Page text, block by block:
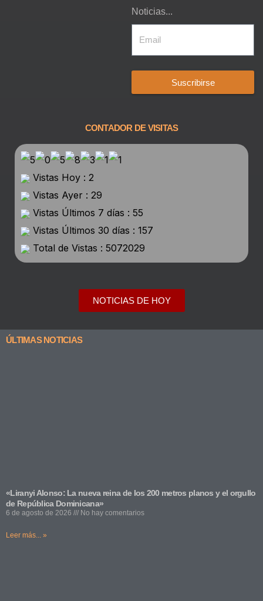
Noticias...
Suscribirse
CONTADOR DE VISITAS
Vistas Hoy : 2
Vistas Ayer : 29
Vistas Últimos 7 días : 55
Vistas Últimos 30 días : 157
Total de Vistas : 5072029
NOTICIAS DE HOY
ÚLTIMAS NOTICIAS
«Liranyi Alonso: La nueva reina de los 200 metros planos y el orgullo
de República Dominicana»
6 de agosto de 2026 No hay comentarios
Leer más... »